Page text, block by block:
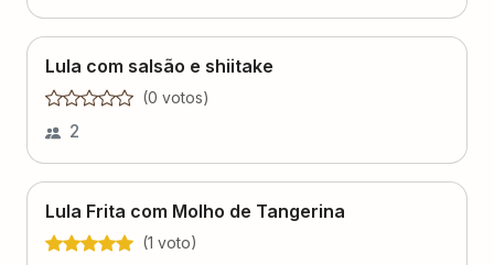
Lula com salsão e shiitake
(0 votos)
2
Lula Frita com Molho de Tangerina
(1 voto)